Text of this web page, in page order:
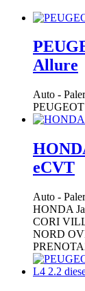
Allure
Auto -
eCVT
Auto -
HONDA
CORI
NORD